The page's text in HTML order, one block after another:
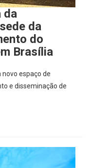
da
da
do
Brasília
espaço de
e disseminação de